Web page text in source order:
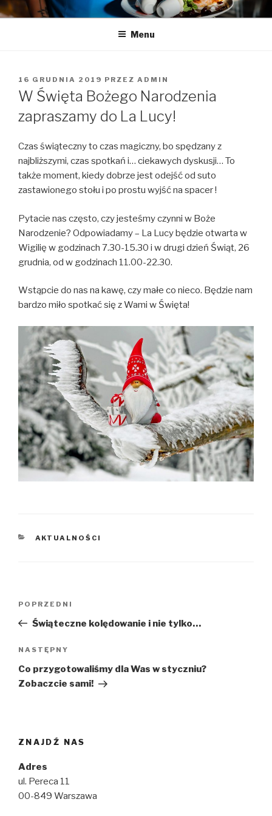
Przeskocz
do
LA LUCY
Zapraszamy na pyszną kawę i naleśniki
Menu
OPUBLIKOWANE
W
16 GRUDNIA 2019 PRZEZ ADMIN
W Święta Bożego Narodzenia
zapraszamy do La Lucy!
Czas świąteczny to czas magiczny, bo spędzany z
najbliższymi, czas spotkań i… ciekawych dyskusji… To
także moment, kiedy dobrze jest odejść od suto
zastawionego stołu i po prostu wyjść na spacer !
Pytacie nas często, czy jesteśmy czynni w Boże
Narodzenie? Odpowiadamy – La Lucy będzie otwarta w
Wigilię w godzinach 7.30-15.30 i w drugi dzień Świąt, 26
grudnia, od w godzinach 11.00-22.30.
Wstąpcie do nas na kawę, czy małe co nieco. Będzie nam
bardzo miło spotkać się z Wami w Święta!
KATEGORIE
AKTUALNOŚCI
wpisu
Poprzedni
wpis
POPRZEDNI
Świąteczne kolędowanie i nie tylko…
Następny
wpis
NASTĘPNY
Co przygotowaliśmy dla Was w styczniu?
Zobaczcie sami!
ZNAJDŹ NAS
Adres
ul. Pereca 11
00-849 Warszawa